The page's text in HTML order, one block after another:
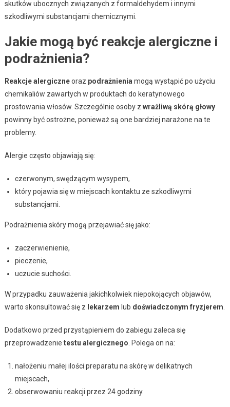
skutków ubocznych związanych z formaldehydem i innymi
szkodliwymi substancjami chemicznymi.
Jakie mogą być reakcje alergiczne i
podrażnienia?
Reakcje alergiczneoraz podrażnienia mogą wystąpić po użyciu
chemikaliów zawartych w produktach do keratynowego
prostowania włosów. Szczególnie osoby z wrażliwą skórą głowy
powinny być ostrożne, ponieważ są one bardziej narażone na te
problemy.
Alergie często objawiają się:
czerwonym, swędzącym wysypem,
który pojawia się w miejscach kontaktu ze szkodliwymi
substancjami.
Podrażnienia skóry mogą przejawiać się jako:
zaczerwienienie,
pieczenie,
uczucie suchości.
W przypadku zauważenia jakichkolwiek niepokojących objawów,
warto skonsultować się z lekarzem lub doświadczonym fryzjerem
Dodatkowo przed przystąpieniem do zabiegu zaleca się
przeprowadzenie testu alergicznego . Polega on na:
nałożeniu małej ilości preparatu na skórę w delikatnych
miejscach,
obserwowaniu reakcji przez 24 godziny.